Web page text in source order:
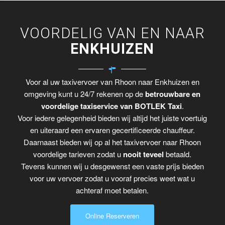
VOORDELIG VAN EN NAAR
ENKHUIZEN
Voor al uw taxivervoer van Rhoon naar Enkhuizen en
omgeving kunt u 24/7 rekenen op debetrouwbare en
voordelige taxiservice van BOTLEK Taxi.
Voor iedere gelegenheid bieden wij altijd het juiste voertuig
en uiteraard een ervaren gecertificeerde chauffeur.
Daarnaast bieden wij op al het taxivervoer naar Rhoon
voordelige tarieven zodat u nooit teveel betaald.
Tevens kunnen wij u desgewenst een vaste prijs bieden
voor uw vervoer zodat u vooraf precies weet wat u
achteraf moet betalen.
Online Reserveren